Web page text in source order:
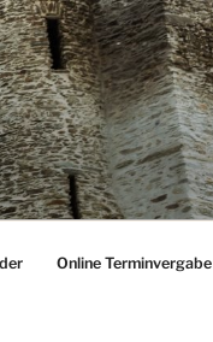
Online Terminvergabe